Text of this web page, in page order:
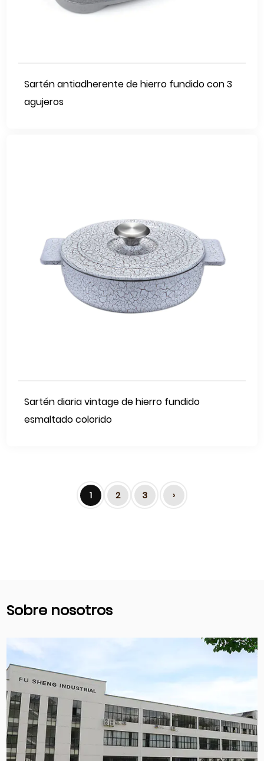
Sartén antiadherente de hierro fundido con 3
agujeros
Sartén diaria vintage de hierro fundido
esmaltado colorido
1 2 3 ›
Sobre nosotros